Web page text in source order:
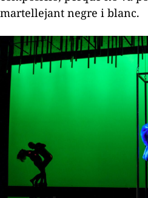
martellejant negre i blanc.